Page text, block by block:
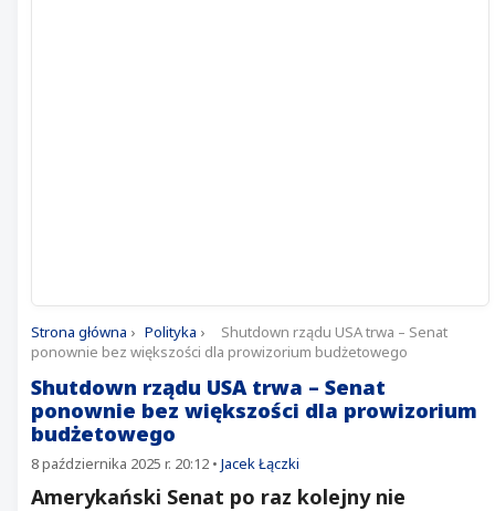
Strona główna › Polityka ›
Shutdown rządu USA trwa – Senat
ponownie bez większości dla prowizorium budżetowego
Shutdown rządu USA trwa – Senat
ponownie bez większości dla prowizorium
budżetowego
8 października 2025 r. 20:12 • Jacek Łączki
Amerykański Senat po raz kolejny nie